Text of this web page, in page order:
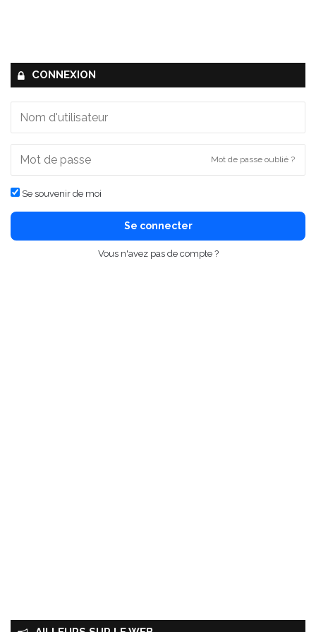
CONNEXION
Mot de passe oublié ?
Se souvenir de moi
Se connecter
Vous n'avez pas de compte ?